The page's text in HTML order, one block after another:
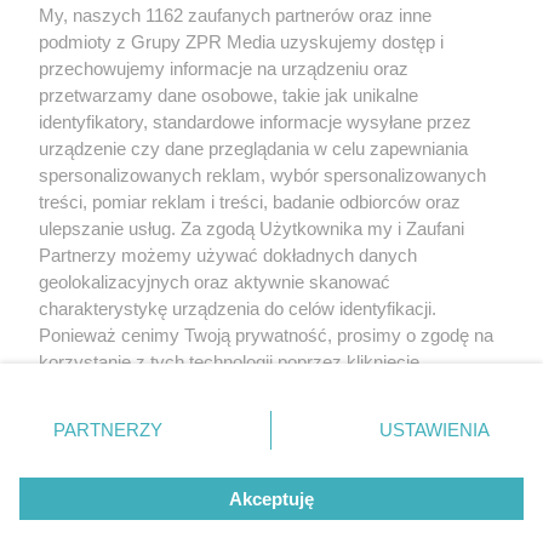
Żaden utwór zamieszczony w serwisie nie może być powielany i
rozpowszechniany lub dalej rozpowszechniany w jakikolwiek sposób (w tym
także elektroniczny lub mechaniczny) na jakimkolwiek polu eksploatacji w
jakiejkolwiek formie, włącznie z umieszczaniem w Internecie bez pisemnej
zgody właściciela praw. Jakiekolwiek użycie lub wykorzystanie utworów w
całości lub w części z naruszeniem prawa, tzn. bez właściwej zgody, jest
zabronione pod groźbą kary i może być ścigane prawnie.
My, naszych 1162 zaufanych partnerów oraz inne
podmioty z Grupy ZPR Media uzyskujemy dostęp i
przechowujemy informacje na urządzeniu oraz
przetwarzamy dane osobowe, takie jak unikalne
identyfikatory, standardowe informacje wysyłane przez
urządzenie czy dane przeglądania w celu zapewniania
spersonalizowanych reklam, wybór spersonalizowanych
treści, pomiar reklam i treści, badanie odbiorców oraz
ulepszanie usług. Za zgodą Użytkownika my i Zaufani
Partnerzy możemy używać dokładnych danych
geolokalizacyjnych oraz aktywnie skanować
charakterystykę urządzenia do celów identyfikacji.
Ponieważ cenimy Twoją prywatność, prosimy o zgodę na
korzystanie z tych technologii poprzez kliknięcie
zmienić/wycofać klikając przycisk ustawień prywatności
znajdujący się w lewym dolnym rogu strony
rodzaje przetwarzania danych nie wymagają zgody
użytkownika, ale masz prawo sprzeciwić się takiemu
przetwarzaniu. Preferencje będą miały zastosowanie tylko
PARTNERZY USTAWIENIA
Akceptuję